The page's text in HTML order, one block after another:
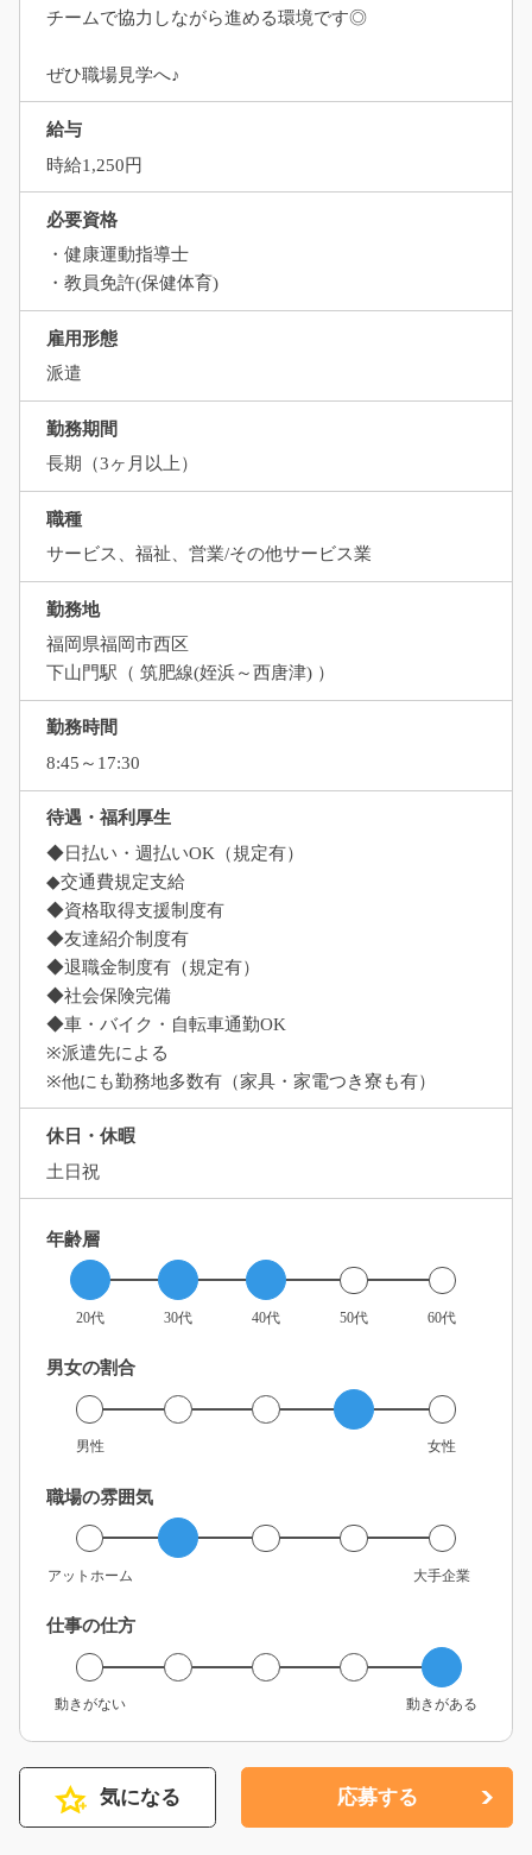
チームで協力しながら進める環境です◎
ぜひ職場見学へ♪
給与
時給1,250円
必要資格
・健康運動指導士
・教員免許(保健体育)
雇用形態
派遣
勤務期間
長期（3ヶ月以上）
職種
サービス、福祉、営業/その他サービス業
勤務地
福岡県福岡市西区
下山門駅（ 筑肥線(姪浜～西唐津) ）
勤務時間
8:45～17:30
待遇・福利厚生
◆日払い・週払いOK（規定有）
◆交通費規定支給
◆資格取得支援制度有
◆友達紹介制度有
◆退職金制度有（規定有）
◆社会保険完備
◆車・バイク・自転車通勤OK
※派遣先による
※他にも勤務地多数有（家具・家電つき寮も有）
休日・休暇
土日祝
年齢層
20代 30代 40代 50代 60代
男女の割合
男性 女性
職場の雰囲気
アットホーム 大手企業
仕事の仕方
動きがない 動きがある
気になる 応募する